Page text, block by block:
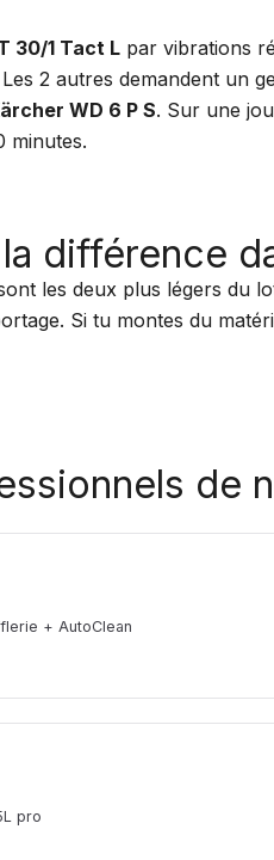
30/1 Tact L par vibrations
2 autres demandent un
WD 6 P S. Sur une
minutes.
différence
les deux plus légers du
Si tu montes du
de
+ AutoClean
pro